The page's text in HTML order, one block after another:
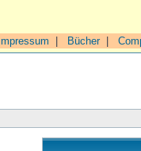
Impressum Bücher|